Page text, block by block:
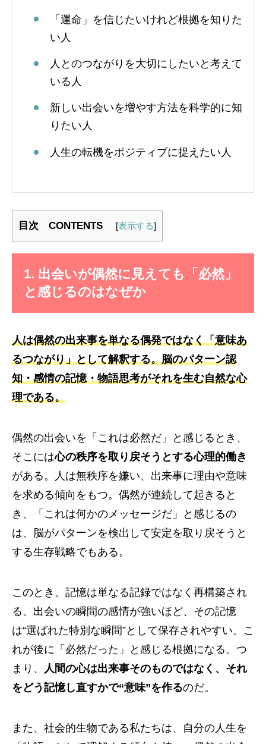
「運命」を信じたいけれど根拠を知りた
い人
人とのつながりを大切にしたいと考えて
いる人
新しい出会いを増やす方法を科学的に知
りたい人
人生の転機をポジティブに捉えたい人
目次 CONTENTS [表示する]
1. 出会いが偶然に見えても「必然」
と感じるのはなぜか
人は偶然の出来事を単なる偶発ではなく「意味あ
るつながり」として解釈する。脳のパターン認
知・感情の記憶・物語思考がそれを生む自然な心
理である。
偶然の出会いを「これは必然だ」と感じるとき、
そこには心の秩序を取り戻そうとする心理的働き
がある。人は無秩序を嫌い、出来事に理由や意味
を求める傾向をもつ。偶然が連続して起きると
き、「これは何かのメッセージだ」と感じるの
は、脳がパターンを検出して安定を取り戻そうと
する生存戦略でもある。
このとき、記憶は単なる記録ではなく再構築され
る。出会いの瞬間の感情が強いほど、その記憶
は“選ばれた特別な瞬間”として保存されやすい。こ
れが後に「必然だった」と感じる根拠になる。つ
まり、
人間の心は出来事そのものではなく、それ
をどう記憶し直すかで“意味”を作るのだ。
また、社会的生物である私たちは、自分の人生を